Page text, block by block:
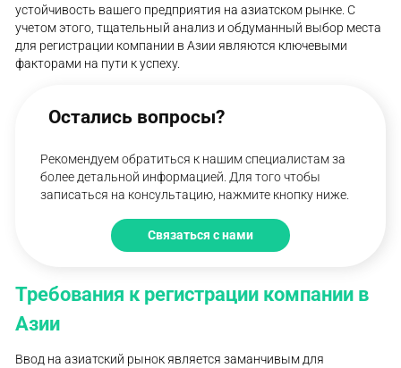
устойчивость вашего предприятия на азиатском рынке. С
учетом этого, тщательный анализ и обдуманный выбор места
для регистрации компании в Азии являются ключевыми
факторами на пути к успеху.
Остались вопросы?
Рекомендуем обратиться к нашим специалистам за
более детальной информацией. Для того чтобы
записаться на консультацию, нажмите кнопку ниже.
Связаться с нами
Требования к регистрации компании в
Азии
Ввод на азиатский рынок является заманчивым для